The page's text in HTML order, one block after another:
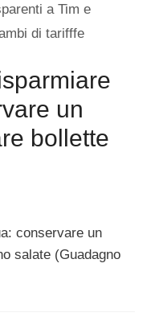
a Tim e
di tarifffe
un
bollette
conservare un
salate (Guadagno